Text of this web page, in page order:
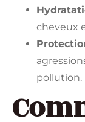
cheveux
pollution.